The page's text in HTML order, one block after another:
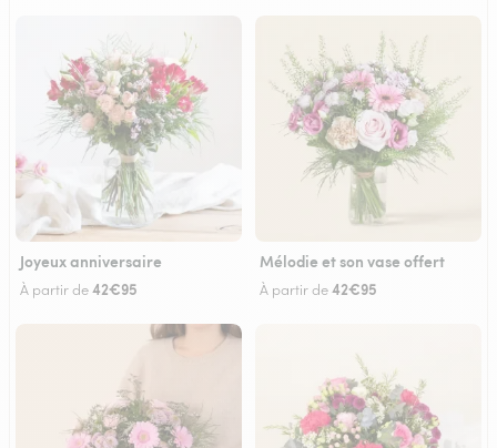
Joyeux anniversaire
À partir de42€95
Mélodie et son vase offert
À partir de42€95